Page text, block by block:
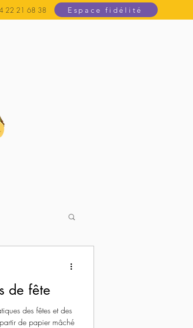
22 21 68 38 Espace fidélité
de fête
des fêtes et des
de papier mâché